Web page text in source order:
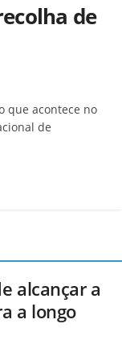
de
que acontece no
de
alcançar a
a longo